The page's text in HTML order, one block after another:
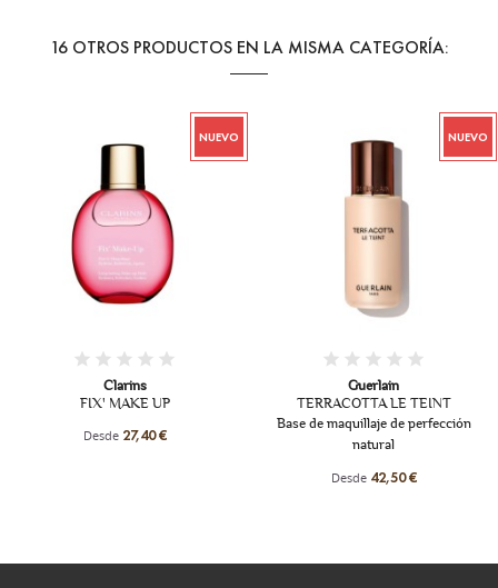
16 OTROS PRODUCTOS EN LA MISMA CATEGORÍA:
NUEVO
Clarins
FIX' MAKE UP
Desde 27,40 €
NUEVO
Guerlain
TERRACOTTA LE TEINT
Base de maquillaje de perfección
natural
Desde 42,50 €